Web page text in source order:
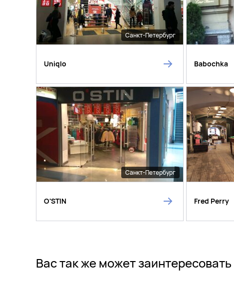
Санкт-Петербург
Uniqlo Babochka
Санкт-Петербург
O'STIN Fred Perry
Вас так же может заинтересовать